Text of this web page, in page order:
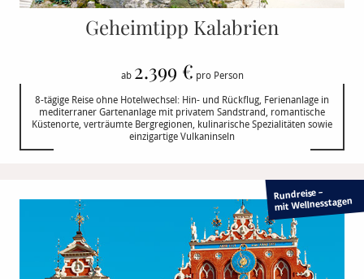
Geheimtipp Kalabrien
ab 2.399 € pro Person
8-tägige Reise ohne Hotelwechsel: Hin- und Rückflug, Ferienanlage in
mediterraner Gartenanlage mit privatem Sandstrand, romantische
Küstenorte, verträumte Bergregionen, kulinarische Spezialitäten sowie
einzigartige Vulkaninseln
Rundreise –
mit Wellnesstagen